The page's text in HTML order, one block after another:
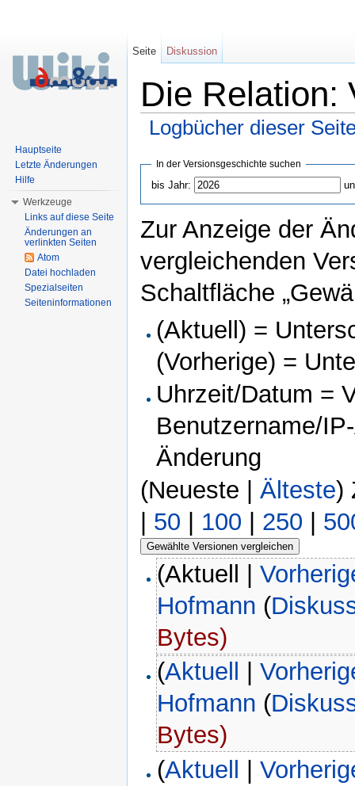
Die Relation:
Logbücher dieser
In der Versionsgeschichte suchen
bis Jahr:
Zur Anzeige der
vergleichenden
Schaltfläche
(Aktuell) =
(Vorherige) =
Uhrzeit/Datum =
Benutzername/
Änderung
(Neueste | Älteste)
50 100 250
(Aktuell |
Hofmann (
Bytes)
(Aktuell |
Hofmann (
Bytes)
(Aktuell |
Seite Diskussion
Hauptseite
Letzte Änderungen
Hilfe
Werkzeuge
Links auf diese Seite
Änderungen an
verlinkten Seiten
Atom
Datei hochladen
Spezialseiten
Seiteninformationen